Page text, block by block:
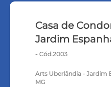
Casa de
Jardim
- Cód.2003
Arts Uberlândia - Jardim
MG